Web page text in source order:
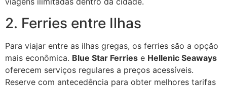
2. Ferries entre Ilhas
Para viajar entre as ilhas gregas, os ferries são a opção
mais econômica. Blue Star Ferries e Hellenic Seaways
oferecem serviços regulares a preços acessíveis.
Reserve com antecedência para obter melhores tarifas